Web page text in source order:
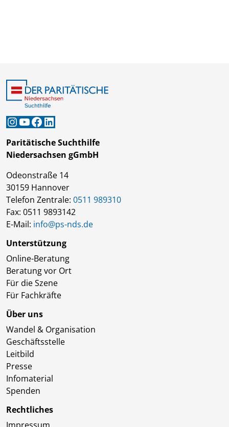
Instagram
YouTube
Facebook
LinkedIn
Paritätische Suchthilfe
Niedersachsen gGmbH
Odeonstraße 14
30159 Hannover
Telefon Zentrale: 0511 989310
Fax: 0511 9893142
E-Mail: info@ps-nds.de
Unterstützung
Online-Beratung
Beratung vor Ort
Für die Szene
Für Fachkräfte
Über uns
Wandel & Organisation
Geschäftsstelle
Leitbild
Presse
Infomaterial
Spenden
Rechtliches